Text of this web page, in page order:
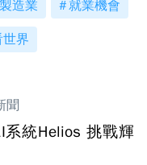
製造業 就業機會
界
聞
系統Helios 挑戰輝